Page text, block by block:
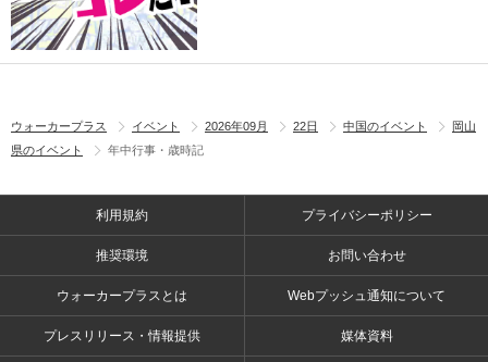
ウォーカープラス イベント 2026年09月 22日 中国のイベント
岡山
県のイベント
年中行事・歳時記
利用規約 プライバシーポリシー
推奨環境 お問い合わせ
ウォーカープラスとは Webプッシュ通知について
プレスリリース・情報提供 媒体資料